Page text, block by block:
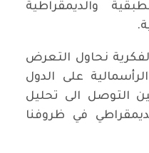
والديمقراطية
نحاول التعرض
على الدول
التوصل الى تحليل
في ظروفنا